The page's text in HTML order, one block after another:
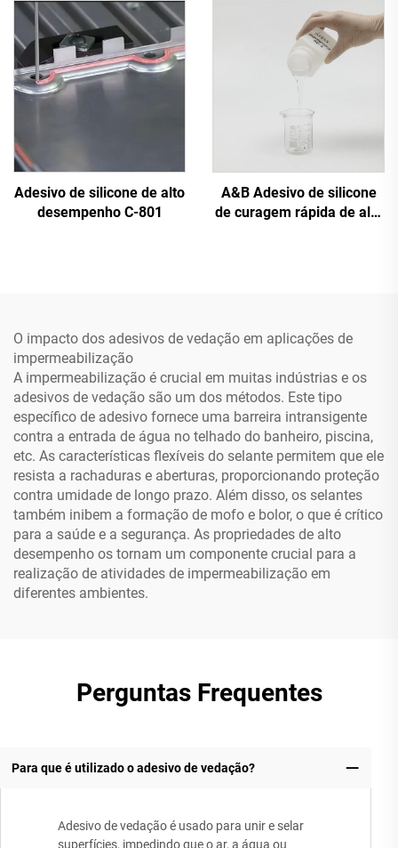
Adesivo de silicone de alto
desempenho C-801
A&B Adesivo de silicone
de curagem rápida de alto
O impacto dos adesivos de vedação em aplicações de
impermeabilização
A impermeabilização é crucial em muitas indústrias e os
adesivos de vedação são um dos métodos. Este tipo
específico de adesivo fornece uma barreira intransigente
contra a entrada de água no telhado do banheiro, piscina,
etc. As características flexíveis do selante permitem que ele
resista a rachaduras e aberturas, proporcionando proteção
contra umidade de longo prazo. Além disso, os selantes
também inibem a formação de mofo e bolor, o que é crítico
para a saúde e a segurança. As propriedades de alto
desempenho os tornam um componente crucial para a
realização de atividades de impermeabilização em
diferentes ambientes.
Perguntas Frequentes
Para que é utilizado o adesivo de vedação?
Adesivo de vedação é usado para unir e selar
superfícies, impedindo que o ar, a água ou